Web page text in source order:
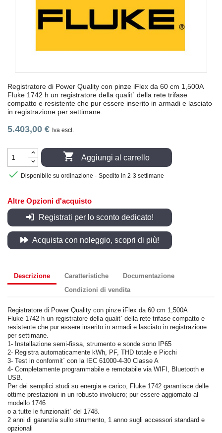
Registratore di Power Quality con pinze iFlex da 60 cm 1,500A
Fluke 1742 h un registratore della qualit` della rete trifase
compatto e resistente che pur essere inserito in armadi e lasciato
in registrazione per settimane.
5.403,00 € Iva escl.
 Aggiungi al carrello
 Disponibile su ordinazione - Spedito in 2-3 settimane
Altre Opzioni d'acquisto
Registrati per lo sconto dedicato!
Acquista con noleggio, scopri di più!
Descrizione Caratteristiche
Documentazione
Condizioni di vendita
Registratore di Power Quality con pinze iFlex da 60 cm 1,500A
Fluke 1742 h un registratore della qualit` della rete trifase compatto e
resistente che pur essere inserito in armadi e lasciato in registrazione
per settimane.
1- Installazione semi-fissa, strumento e sonde sono IP65
2- Registra automaticamente kWh, PF, THD totale e Picchi
3- Test in conformit` con la IEC 61000-4-30 Classe A
4- Completamente programmabile e remotabile via WIFI, Bluetooth e
USB.
Per dei semplici studi su energia e carico, Fluke 1742 garantisce delle
ottime prestazioni in un robusto involucro; pur essere aggiornato al
modello 1746
o a tutte le funzionalit` del 1748.
2 anni di garanzia sullo strumento, 1 anno sugli accessori standard e
opzionali